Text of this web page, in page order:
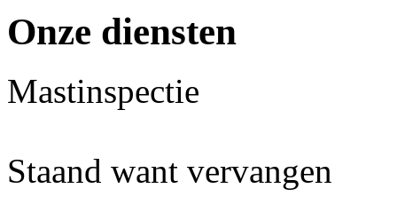
Onze diensten
Mastinspectie
Staand want vervangen